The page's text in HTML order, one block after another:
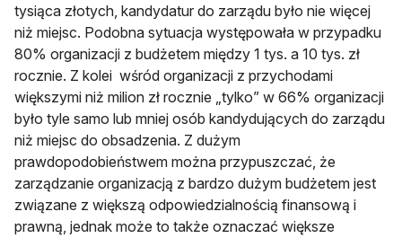
tysiąca złotych, kandydatur do zarządu było nie więcej
niż miejsc. Podobna sytuacja występowała w przypadku
80% organizacji z budżetem między 1 tys. a 10 tys. zł
rocznie. Z kolei wśród organizacji z przychodami
większymi niż milion zł rocznie „tylko” w 66% organizacji
było tyle samo lub mniej osób kandydujących do zarządu
niż miejsc do obsadzenia. Z dużym
prawdopodobieństwem można przypuszczać, że
zarządzanie organizacją z bardzo dużym budżetem jest
związane z większą odpowiedzialnością finansową i
prawną, jednak może to także oznaczać większe